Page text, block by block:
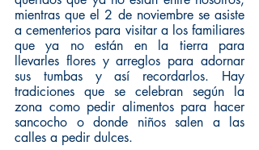
mientras que el 2 de noviembre se asiste
a cementerios para visitar a los familiares
que ya no están en la tierra para
llevarles flores y arreglos para adornar
sus tumbas y así recordarlos. Hay
tradiciones que se celebran según la
zona como pedir alimentos para hacer
sancocho o donde niños salen a las
calles a pedir dulces.